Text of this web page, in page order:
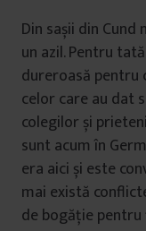
Din sașii din
un azil. Pentru
dureroasă pentru
celor care au dat
colegilor și
sunt acum în
era aici și este
mai există
de bogăție